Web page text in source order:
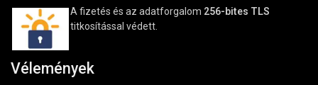
A fizetés és az adatforgalom 256-bites TLS
titkosítással védett.
Vélemények